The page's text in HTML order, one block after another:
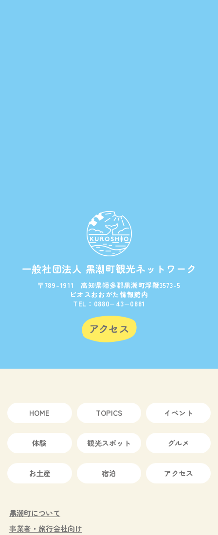
一般社団法人 黒潮町観光ネットワーク
〒789-1911 高知県幡多郡黒潮町浮鞭3573-5
ビオスおおがた情報館内
TEL：0880−43−0881
HOME TOPICS イベント
体験 観光スポット グルメ
お土産 宿泊 アクセス
黒潮町について
事業者・旅行会社向け